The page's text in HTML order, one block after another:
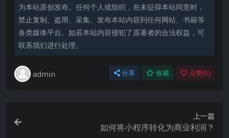
为本站原创发布。任何个人或组织，在未征得本站同意时，
禁止复制、盗用、采集、发布本站内容到任何网站、书籍等
各类媒体平台。如若本站内容侵犯了原著者的合法权益，可
联系我们进行处理。
admin 分享 收藏 点赞(0)
上一篇
如何将小程序转化为商业利润？